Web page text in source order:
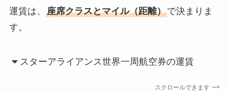
運賃は、 座席クラスとマイル（距離）で決まりま
す。
スターアライアンス世界一周航空券の運賃
スクロールできます